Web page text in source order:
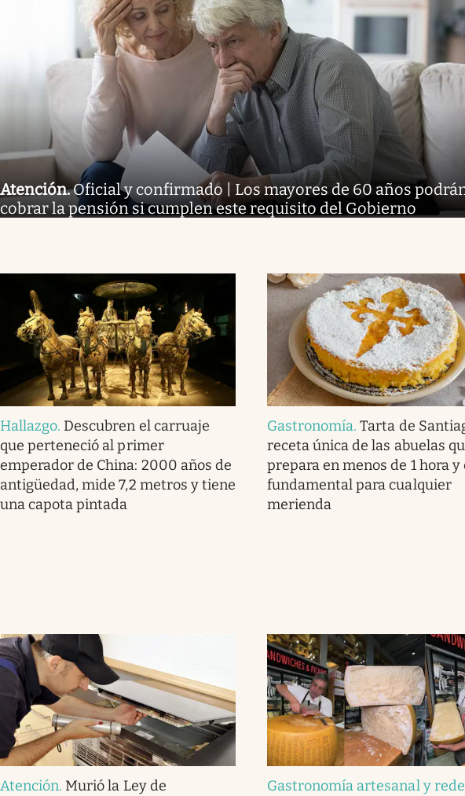
Atención.Oficial y confirmado | Los mayores de 60 años
cobrar la pensión si cumplen este requisito del Gobierno
Hallazgo. Descubren el carruaje
que perteneció al primer
emperador de China: 2000 años de
antigüedad, mide 7,2 metros y tiene
una capota pintada
Gastronomía.Tarta de
receta única de las abuelas
prepara en menos de 1 hora y
fundamental para cualquier
merienda
Atención. Murió la Ley de
Gastronomía artesanal y